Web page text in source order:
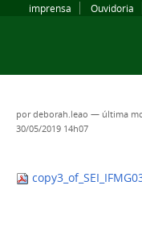
imprensa
Ouvidoria
pordeborah.leao — última
30/05/2019 14h07